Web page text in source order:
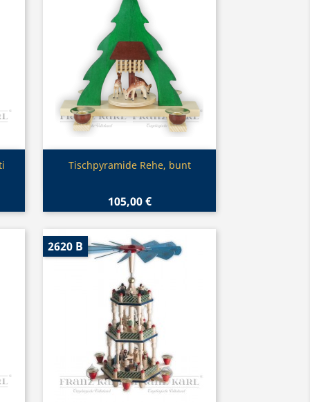
Vorschau
Tischpyramide Rehe, bunt
105,00 €
2620 B